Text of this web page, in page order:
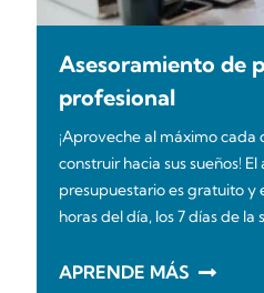
Asesoramiento de
profesional
¡Aproveche al máximo cada
construir hacia sus sueños!
presupuestario es gratuito y
horas del día, los 7 días de la
APRENDE MÁS